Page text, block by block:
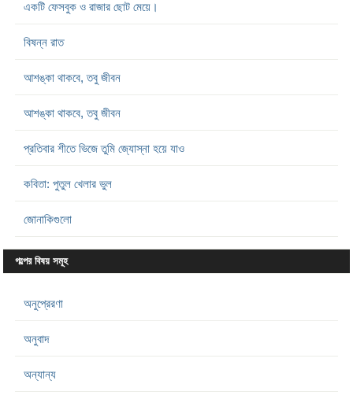
একটি ফেসবুক ও রাজার ছোট মেয়ে।
বিষন্ন রাত
আশঙ্কা থাকবে, তবু জীবন
আশঙ্কা থাকবে, তবু জীবন
প্রতিবার শীতে ভিজে তুমি জ্যোস্না হয়ে যাও
কবিতা: পুতুল খেলার ভুল
জোনাকিগুলো
গল্পের বিষয় সমূহ
অনুপ্রেরণা
অনুবাদ
অন্যান্য